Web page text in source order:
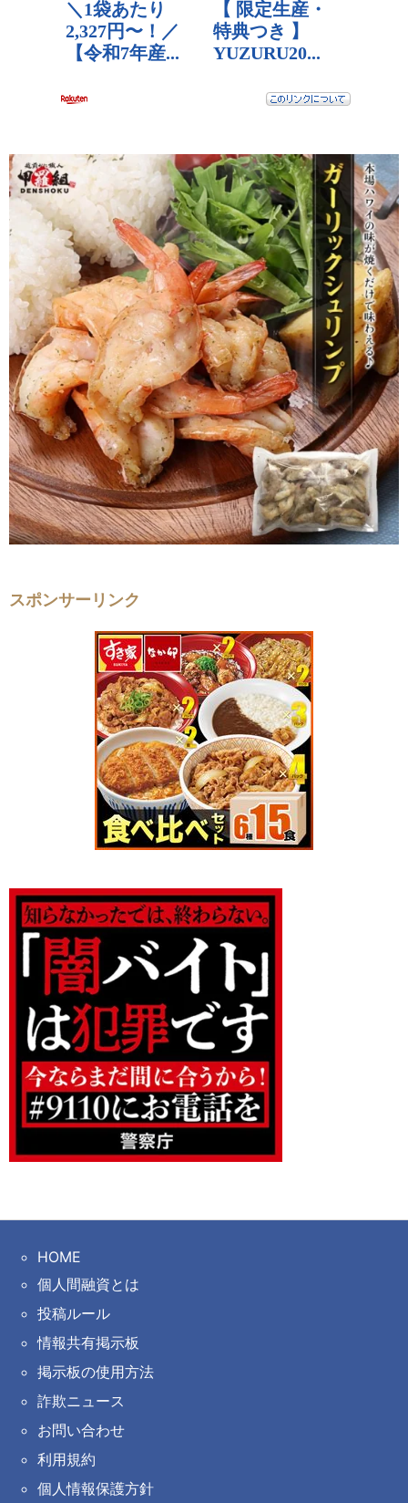
スポンサーリンク
HOME
個人間融資とは
投稿ルール
情報共有掲示板
掲示板の使用方法
詐欺ニュース
お問い合わせ
利用規約
個人情報保護方針